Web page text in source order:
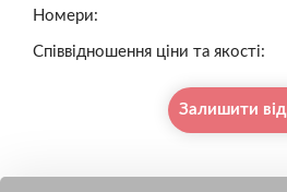
Номери:
Співвідношення ціни та якості:
Залишити